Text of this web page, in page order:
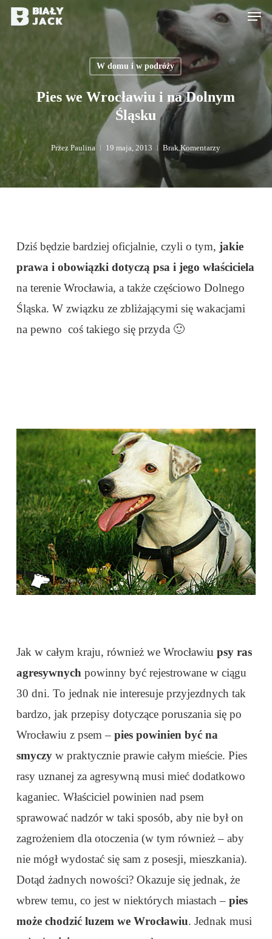
Skip
Menu
W domu i w podróży
Pies we Wrocławiu i na Dolnym
Śląsku
Przez Paulina 19 maja, 2013 Brak Komentarzy
Dziś będzie bardziej oficjalnie, czyli o tym, jakie
prawa i obowiązki dotyczą psa i jego właściciela
na terenie Wrocławia, a także częściowo Dolnego
Śląska. W związku ze zbliżającymi się wakacjami
na pewno coś takiego się przyda 🙂
Jak w całym kraju, również we Wrocławiu psy ras
agresywnych powinny być rejestrowane w ciągu
30 dni. To jednak nie interesuje przyjezdnych tak
bardzo, jak przepisy dotyczące poruszania się po
Wrocławiu z psem – pies powinien być na
smyczy w praktycznie prawie całym mieście. Pies
rasy uznanej za agresywną musi mieć dodatkowo
kaganiec. Właściciel powinien nad psem
sprawować nadzór w taki sposób, aby nie był on
zagrożeniem dla otoczenia (w tym również – aby
nie mógł wydostać się sam z posesji, mieszkania).
Dotąd żadnych nowości? Okazuje się jednak, że
wbrew temu, co jest w niektórych miastach – pies
może chodzić luzem we Wrocławiu. Jednak musi